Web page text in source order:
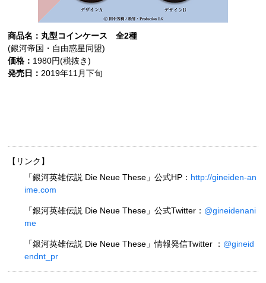
商品名：丸型コインケース 全2種
(銀河帝国・自由惑星同盟)
価格： 1980円(税抜き)
発売日： 2019年11月下旬
【リンク】
「銀河英雄伝説 Die Neue These」公式HP： http://gineiden-an
ime.com
「銀河英雄伝説 Die Neue These」公式Twitter： @gineidenani
me
「銀河英雄伝説 Die Neue These」情報発信Twitter ： @gineid
endnt_pr